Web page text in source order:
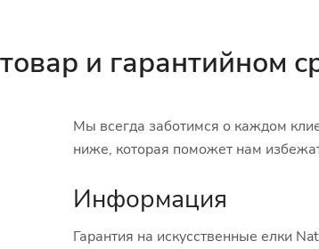
и гарантийном
Мы всегда заботимся о каждом
ниже, которая поможет нам
Информация
Гарантия на искусственные елки